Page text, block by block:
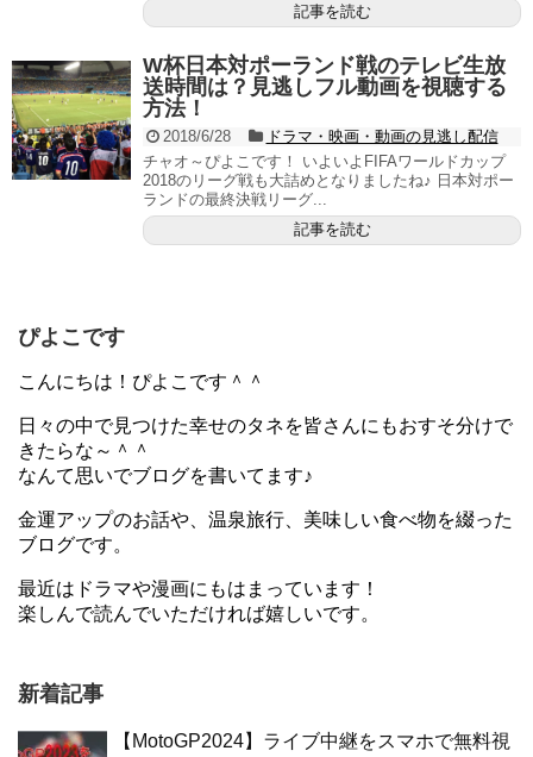
記事を読む
W杯日本対ポーランド戦のテレビ生放
送時間は？見逃しフル動画を視聴する
方法！
2018/6/28
ドラマ・映画・動画の見逃し配信
チャオ～ぴよこです！ いよいよFIFAワールドカップ
2018のリーグ戦も大詰めとなりましたね♪ 日本対ポー
ランドの最終決戦リーグ...
記事を読む
ぴよこです
こんにちは！ぴよこです＾＾
日々の中で見つけた幸せのタネを皆さんにもおすそ分けで
きたらな～＾＾
なんて思いでブログを書いてます♪
金運アップのお話や、温泉旅行、美味しい食べ物を綴った
ブログです。
最近はドラマや漫画にもはまっています！
楽しんで読んでいただければ嬉しいです。
新着記事
【MotoGP2024】ライブ中継をスマホで無料視